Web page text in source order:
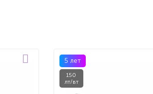
5 лет
150
лт/вт